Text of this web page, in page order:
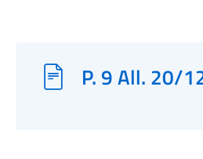
P. 9 All. 20/